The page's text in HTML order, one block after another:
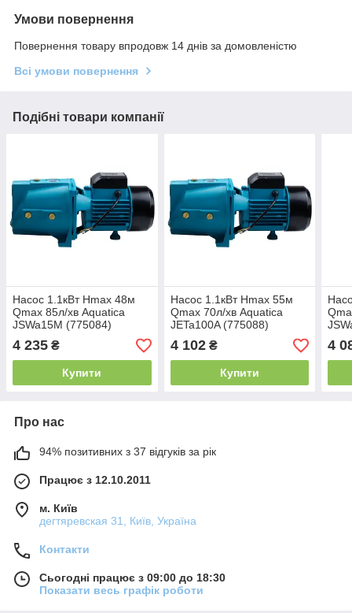
Умови повернення
Повернення товару впродовж 14 днів за домовленістю
Всі умови повернення
Подібні товари компанії
Насос 1.1кВт Hmax 48м
Qmax 85л/хв Aquatica
JSWa15M (775084)
4 235 ₴
Купити
Насос 1.1кВт Hmax 55м
Qmax 70л/хв Aquatica
JETa100A (775088)
4 102₴
Купити
4
Про нас
94% позитивних з 37 відгуків за рік
Працює з 12.10.2011
м. Київ
дегтяревская 31, Київ, Україна
Контакти
Сьогодні працює з 09:00 до 18:30
Показати весь графік роботи